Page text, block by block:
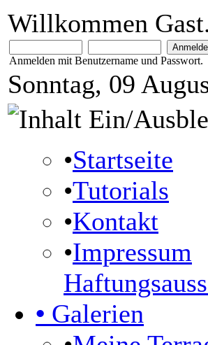
Willkommen
Anmelden mit Benutzername und Passwort.
Sonntag, 09
•Startseite
•Tutorials
•Kontakt
•Impressum
• Galerien